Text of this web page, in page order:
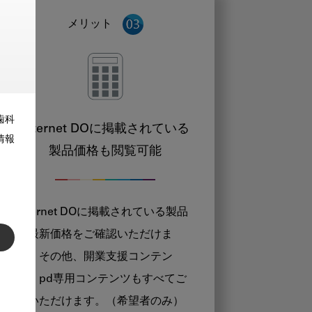
科
報
メリット
Internet DOに掲載されている
製品価格も閲覧可能
Internet DOに掲載されている製品
の最新価格をご確認いただけま
す。その他、開業支援コンテン
ツ、pd専用コンテンツもすべてご
覧いただけます。（希望者のみ）